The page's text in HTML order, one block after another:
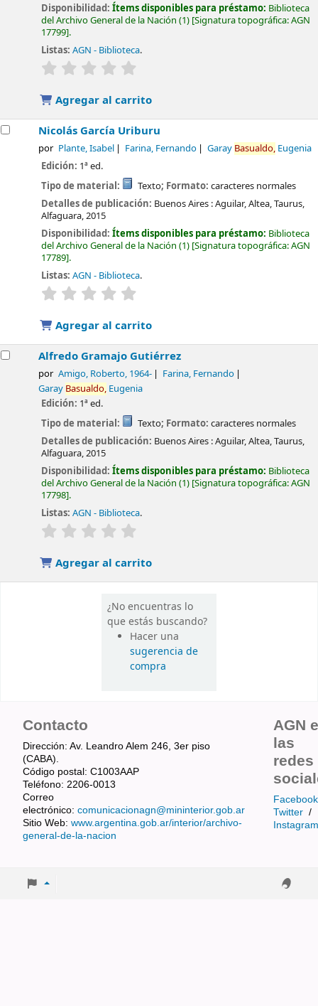
Disponibilidad:Ítems disponibles para préstamo: Biblioteca
del Archivo General de la Nación (1) Signatura topográfica:AGN
17799 .
Listas: AGN - Biblioteca.
valoración
Agregar al carrito
Nicolás García Uriburu
por Plante, Isabel Farina, Fernando Garay Basualdo,Eugenia
Edición: 1ª ed.
Tipo de material:
Texto; Formato: caracteres normales
Detalles de publicación: Buenos Aires :Aguilar, Altea, Taurus,
Alfaguara,2015
Disponibilidad:Ítems disponibles para préstamo: Biblioteca
del Archivo General de la Nación (1) Signatura topográfica:AGN
17789 .
Listas: AGN - Biblioteca.
valoración
Agregar al carrito
Alfredo Gramajo Gutiérrez
por Amigo, Roberto, 1964-
Farina, Fernando
Garay Basualdo, Eugenia
Edición: 1ª ed.
Tipo de material:
Texto; Formato: caracteres normales
Detalles de publicación: Buenos Aires :Aguilar, Altea, Taurus,
Alfaguara,2015
Disponibilidad:Ítems disponibles para préstamo: Biblioteca
del Archivo General de la Nación (1) Signatura topográfica:AGN
17798 .
Listas: AGN - Biblioteca.
valoración
Agregar al carrito
¿No encuentras lo
que estás buscando?
Hacer una
sugerencia de
compra
Contacto
Dirección: Av. Leandro Alem 246, 3er piso
(CABA).
Código postal: C1003AAP
Teléfono: 2206-0013
Correo
electrónico: comunicacionagn@mininterior.gob.ar
Sitio Web: www.argentina.gob.ar/interior/archivo-
general-de-la-nacion
AGN
las
redes
Facebook
Twitter /
Instagram